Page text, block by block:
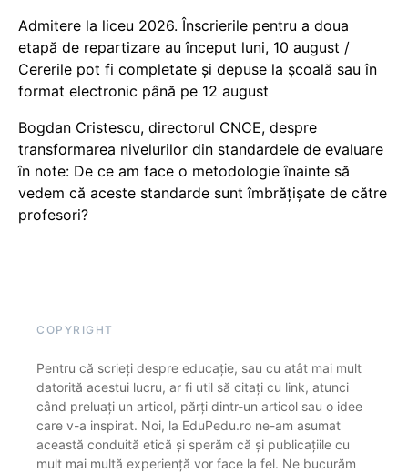
Admitere la liceu 2026. Înscrierile pentru a doua
etapă de repartizare au început luni, 10 august /
Cererile pot fi completate și depuse la școală sau în
format electronic până pe 12 august
Bogdan Cristescu, directorul CNCE, despre
transformarea nivelurilor din standardele de evaluare
în note: De ce am face o metodologie înainte să
vedem că aceste standarde sunt îmbrățișate de către
profesori?
COPYRIGHT
Pentru că scrieți despre educație, sau cu atât mai mult
datorită acestui lucru, ar fi util să citați cu link, atunci
când preluați un articol, părți dintr-un articol sau o idee
care v-a inspirat. Noi, la EduPedu.ro ne-am asumat
această conduită etică și sperăm că și publicațiile cu
mult mai multă experiență vor face la fel. Ne bucurăm